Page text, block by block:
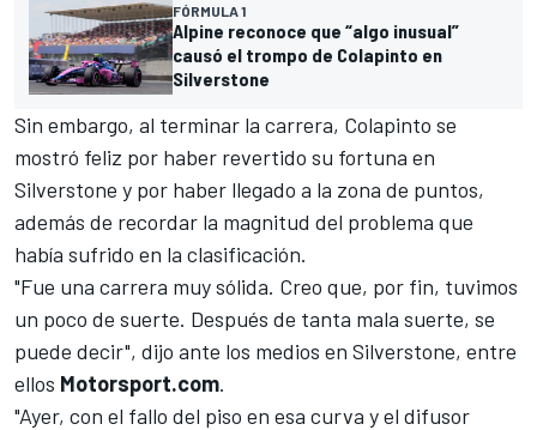
FÓRMULA 1
Alpine reconoce que “algo inusual”
causó el trompo de Colapinto en
Silverstone
Sin embargo, al terminar la carrera, Colapinto se
mostró feliz por haber revertido su fortuna en
Silverstone y por haber llegado a la zona de puntos,
además de recordar la magnitud del problema que
había sufrido en la clasificación.
"Fue una carrera muy sólida. Creo que, por fin, tuvimos
un poco de suerte. Después de tanta mala suerte, se
puede decir", dijo ante los medios en Silverstone, entre
ellos Motorsport.com.
"Ayer, con el fallo del piso en esa curva y el difusor